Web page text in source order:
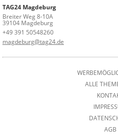
TAG24 Magdeburg
Breiter Weg 8-10A
39104 Magdeburg
+49 391 50548260
magdeburg@tag24.de
ALLE
AGB